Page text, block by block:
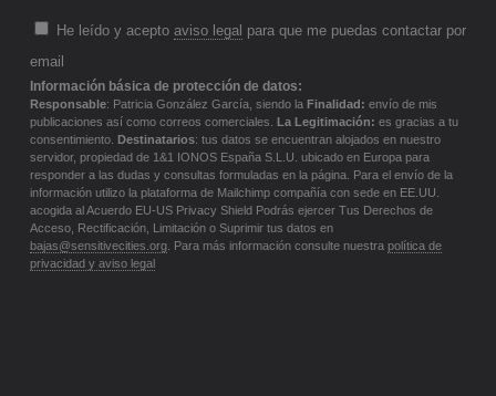
He leído y acepto aviso legal para que me puedas contactar por
email
Información básica de protección de datos:
Responsable: Patricia González García, siendo la Finalidad: envío de mis
publicaciones así como correos comerciales. La Legitimación: es gracias a tu
consentimiento. Destinatarios: tus datos se encuentran alojados en nuestro
servidor, propiedad de 1&1 IONOS España S.L.U. ubicado en Europa para
responder a las dudas y consultas formuladas en la página. Para el envío de la
información utilizo la plataforma de Mailchimp compañía con sede en EE.UU.
acogida al Acuerdo EU-US Privacy Shield Podrás ejercer Tus Derechos de
Acceso, Rectificación, Limitación o Suprimir tus datos en
bajas@sensitivecities.org. Para más información consulte nuestra política de
privacidad y aviso legal